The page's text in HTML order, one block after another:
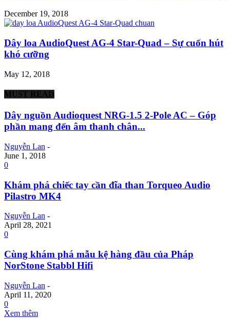
December 19, 2018
Dây loa AudioQuest AG-4 Star-Quad – Sự cuốn hút
khó cưỡng
May 12, 2018
MUST READ
Dây nguồn Audioquest NRG-1.5 2-Pole AC – Góp
phần mang đến âm thanh chân...
Nguyễn Lan -
June 1, 2018
0
Khám phá chiếc tay cần đĩa than Torqueo Audio
Pilastro MK4
Nguyễn Lan -
April 28, 2021
0
Cùng khám phá mẫu kệ hàng đầu của Pháp
NorStone Stabbl Hifi
Nguyễn Lan -
April 11, 2020
0
Xem thêm